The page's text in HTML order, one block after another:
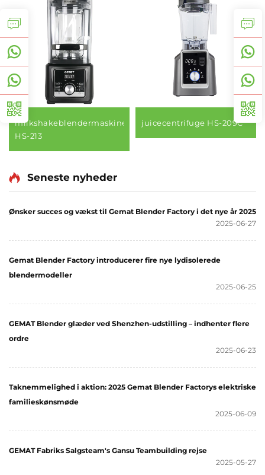
milkshakeblendermaskine
HS-213
juicecentrifuge HS-209C
Seneste nyheder
Ønsker succes og vækst til Gemat Blender Factory i det nye år 2025
2025-06-27
Gemat Blender Factory introducerer fire nye lydisolerede
blendermodeller
2025-06-25
GEMAT Blender glæder ved Shenzhen-udstilling – indhenter flere
ordre
2025-06-23
Taknemmelighed i aktion: 2025 Gemat Blender Factorys elektriske
familieskønsmøde
2025-06-09
GEMAT Fabriks Salgsteam's Gansu Teambuilding rejse
2025-05-27